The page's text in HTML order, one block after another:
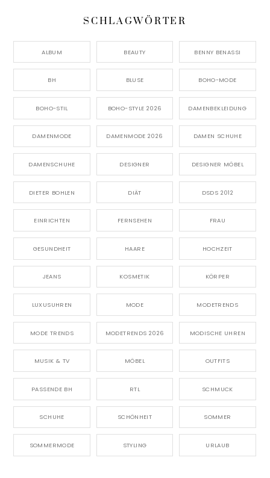
SCHLAGWÖRTER
ALBUM BEAUTY BENNY BENASSI
BH BLUSE BOHO-MODE
BOHO-STIL BOHO-STYLE 2026 DAMENBEKLEIDUNG
DAMENMODE DAMENMODE 2026 DAMEN SCHUHE
DAMENSCHUHE DESIGNER DESIGNER MÖBEL
DIETER BOHLEN DIÄT DSDS 2012
EINRICHTEN FERNSEHEN FRAU
GESUNDHEIT HAARE HOCHZEIT
JEANS KOSMETIK KÖRPER
LUXUSUHREN MODE MODETRENDS
MODE TRENDS MODETRENDS 2026 MODISCHE UHREN
MUSIK & TV MÖBEL OUTFITS
PASSENDE BH RTL SCHMUCK
SCHUHE SCHÖNHEIT SOMMER
SOMMERMODE STYLING URLAUB